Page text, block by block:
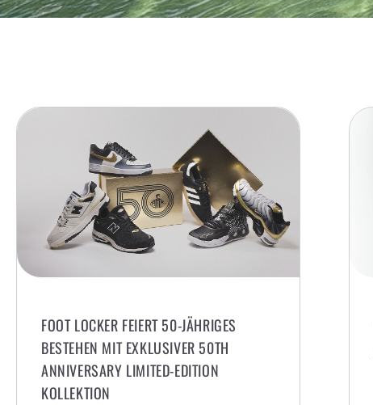
FOOT LOCKER FEIERT 50-JÄHRIGES
BESTEHEN MIT EXKLUSIVER 50TH
ANNIVERSARY LIMITED-EDITION
KOLLEKTION